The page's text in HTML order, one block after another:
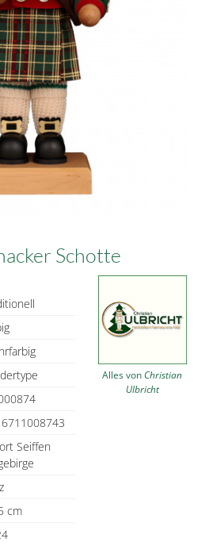
Schotte
Seiffen
cm
Alles von Christian
Ulbricht